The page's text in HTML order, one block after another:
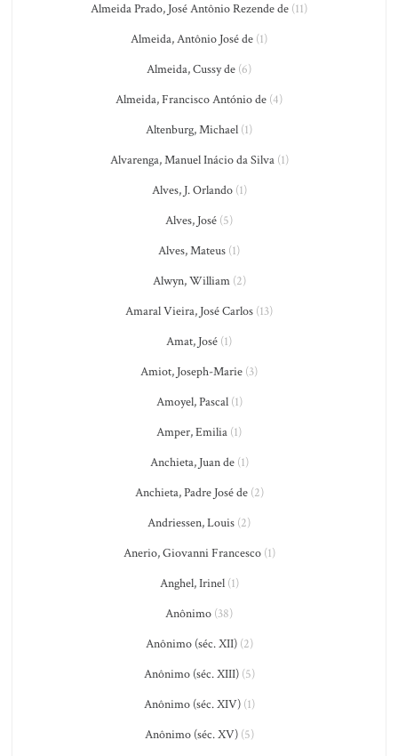
Almeida Prado, José Antônio Rezende de (11)
Almeida, Antônio José de (1)
Almeida, Cussy de (6)
Almeida, Francisco António de (4)
Altenburg, Michael (1)
Alvarenga, Manuel Inácio da Silva(1)
Alves, J. Orlando(1)
Alves, José (5)
Alves, Mateus (1)
Alwyn, William(2)
Amaral Vieira, José Carlos (13)
Amat, José (1)
Amiot, Joseph-Marie (3)
Amoyel, Pascal(1)
Amper, Emilia (1)
Anchieta, Juan de(1)
Anchieta, Padre José de(2)
Andriessen, Louis (2)
Anerio, Giovanni Francesco(1)
Anghel, Irinel(1)
Anônimo (38)
Anônimo (séc. XII)(2)
Anônimo (séc. XIII)(5)
Anônimo (séc. XIV)(1)
Anônimo (séc. XV)(5)